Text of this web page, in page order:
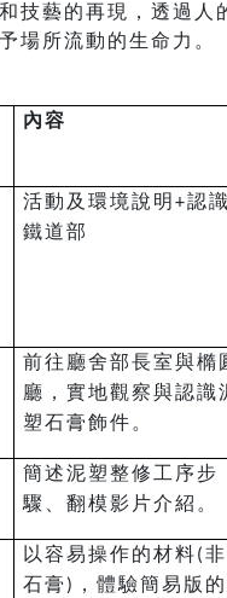
技藝的再現，透過人
場所流動的生命力。
內容
活動及環境說明 +認識
鐵道部
前往廳舍部長室與橢
廳，實地觀察與認識
塑石膏飾件。
簡述泥塑整修工序步
驟、翻模影片介紹。
以容易操作的材料(非
石膏 )
，體驗簡易版的